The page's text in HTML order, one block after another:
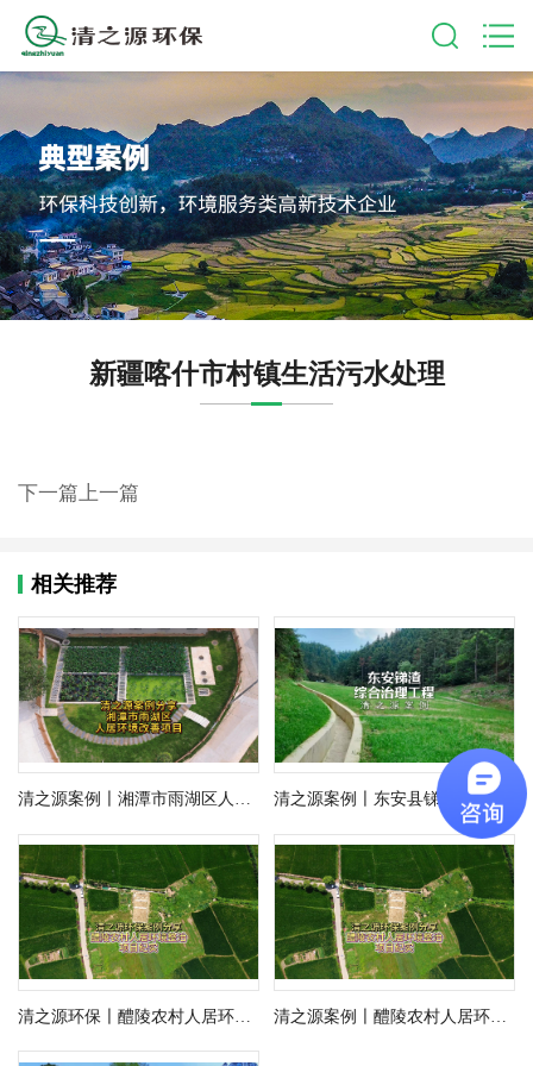
新疆喀什市村镇生活污水处理
下一篇上一篇
相关推荐
清之源案例〡东安县锑渣综合治理工程
清之源环保〡醴陵农村人居环境整治项目纪实 清之源案例〡醴陵农村人居环境整治项目纪实